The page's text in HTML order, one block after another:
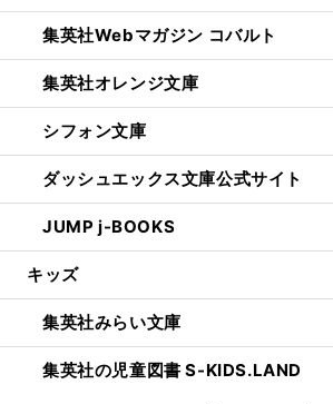
集英社Webマガジン コバルト
集英社オレンジ文庫
シフォン文庫
ダッシュエックス文庫公式サイト
JUMP j-BOOKS
キッズ
集英社みらい文庫
集英社の児童図書 S-KIDS.LAND